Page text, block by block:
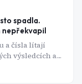
spadla.
nepřekvapil
a čísla lítají
výsledcích a